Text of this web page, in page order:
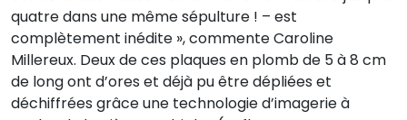
quatre dans une même sépulture ! – est
complètement inédite », commente Caroline
Millereux. Deux de ces plaques en plomb de 5 à 8 cm
de long ont d’ores et déjà pu être dépliées et
déchiffrées grâce une technologie d’imagerie à